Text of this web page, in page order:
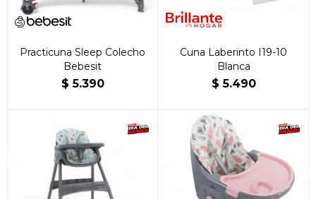
Practicuna Sleep Colecho
Bebesit
$ 5.390
Cuna Laberinto I19-10
Blanca
$ 5.490